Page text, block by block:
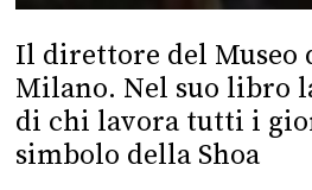
Il direttore del Museo
Milano. Nel suo libro
di chi lavora tutti i
simbolo della Shoa